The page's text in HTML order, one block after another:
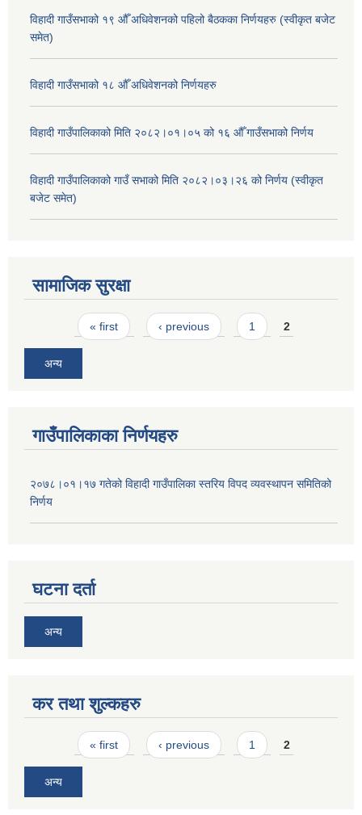
विहादी गाउँसभाको १९ औँ अधिवेशनको पहिलो बैठकका निर्णयहरु (स्वीकृत बजेट
समेत)
विहादी गाउँसभाको १८ औँ अधिवेशनको निर्णयहरु
विहादी गाउँपालिकाको मिति २०८२।०१।०५ को १६ औँ गाउँसभाको निर्णय
विहादी गाउँपालिकाको गाउँ सभाको मिति २०८२।०३।२६ को निर्णय (स्वीकृत
बजेट समेत)
सामाजिक सुरक्षा
Pages« first ‹ previous 1 2
अन्य
गाउँपालिकाका निर्णयहरु
२०७८।०१।१७ गतेको विहादी गाउँपालिका स्तरिय विपद व्यवस्थापन समितिको
निर्णय
घटना दर्ता
अन्य
कर तथा शुल्कहरु
Pages« first ‹ previous 1 2
अन्य